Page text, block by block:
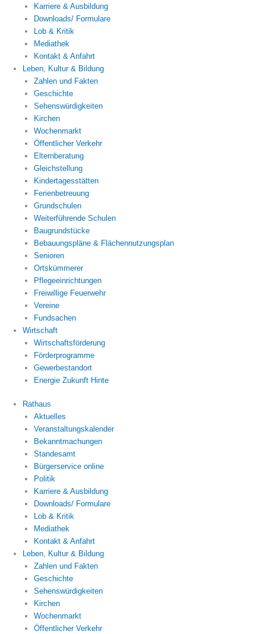
Karriere & Ausbildung
Downloads/ Formulare
Lob & Kritik
Mediathek
Kontakt & Anfahrt
Leben, Kultur & Bildung
Zahlen und Fakten
Geschichte
Sehenswürdigkeiten
Kirchen
Wochenmarkt
Öffentlicher Verkehr
Elternberatung
Gleichstellung
Kindertagesstätten
Ferienbetreuung
Grundschulen
Weiterführende Schulen
Baugrundstücke
Bebauungspläne & Flächennutzungsplan
Senioren
Ortskümmerer
Pflegeeinrichtungen
Freiwillige Feuerwehr
Vereine
Fundsachen
Wirtschaft
Wirtschaftsförderung
Förderprogramme
Gewerbestandort
Energie Zukunft Hinte
Rathaus
Aktuelles
Veranstaltungskalender
Bekanntmachungen
Standesamt
Bürgerservice online
Politik
Karriere & Ausbildung
Downloads/ Formulare
Lob & Kritik
Mediathek
Kontakt & Anfahrt
Leben, Kultur & Bildung
Zahlen und Fakten
Geschichte
Sehenswürdigkeiten
Kirchen
Wochenmarkt
Öffentlicher Verkehr